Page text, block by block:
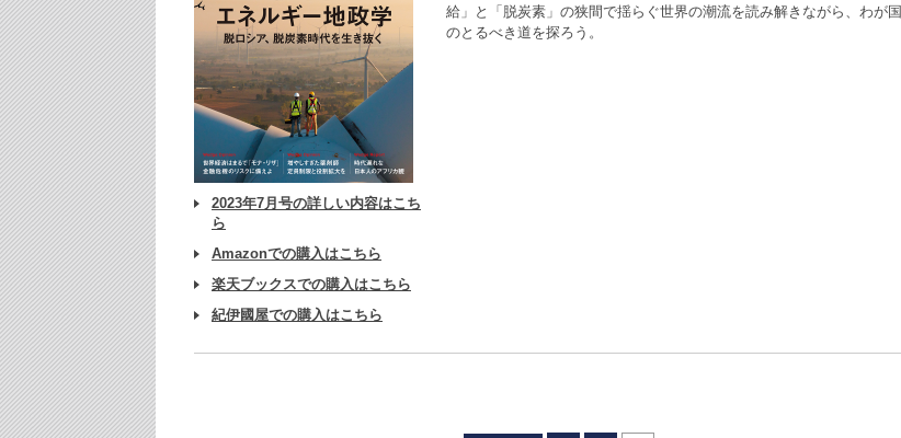
2023年7月号の詳しい内容はこち
ら
Amazonでの購入はこちら
楽天ブックスでの購入はこちら
紀伊國屋での購入はこちら
給」と「脱炭素」の狭間で揺らぐ世界の潮流を読み解きながら、わが国
のとるべき道を探ろう。